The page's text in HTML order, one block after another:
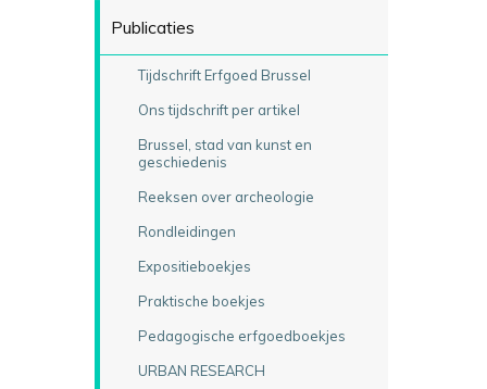
Publicaties
Tijdschrift Erfgoed Brussel
Ons tijdschrift per artikel
Brussel, stad van kunst en
geschiedenis
Reeksen over archeologie
Rondleidingen
Expositieboekjes
Praktische boekjes
Pedagogische erfgoedboekjes
URBAN RESEARCH